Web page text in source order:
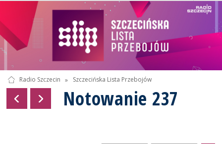
Radio Szczecin » Szczecińska Lista Przebojów
Notowanie 237